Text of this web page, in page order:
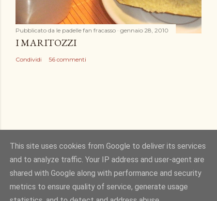
Pubblicato da le padelle fan fracasso gennaio 28, 2010
I MARITOZZI
Condividi 56 commenti
Powered by Blogger
Immagini dei temi diGintare Marcel
This site uses cookies from Google to deliver its services
and to analyze traffic. Your IP address and user-agent are
shared with Google along with performance and security
metrics to ensure quality of service, generate usage